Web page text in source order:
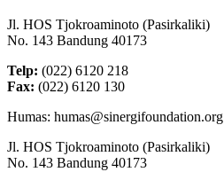
Jl. HOS Tjokroaminoto (Pasirkaliki)
No. 143 Bandung 40173
Telp: (022) 6120 218
Fax: (022) 6120 130
Humas: humas@sinergifoundation.org
Jl. HOS Tjokroaminoto (Pasirkaliki)
No. 143 Bandung 40173